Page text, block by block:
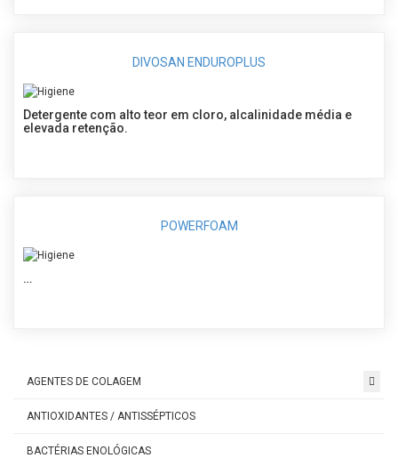
DIVOSAN ENDUROPLUS
Detergente com alto teor em cloro, alcalinidade média e
elevada retenção.
POWERFOAM
…
AGENTES DE COLAGEM
ANTIOXIDANTES / ANTISSÉPTICOS
BACTÉRIAS ENOLÓGICAS